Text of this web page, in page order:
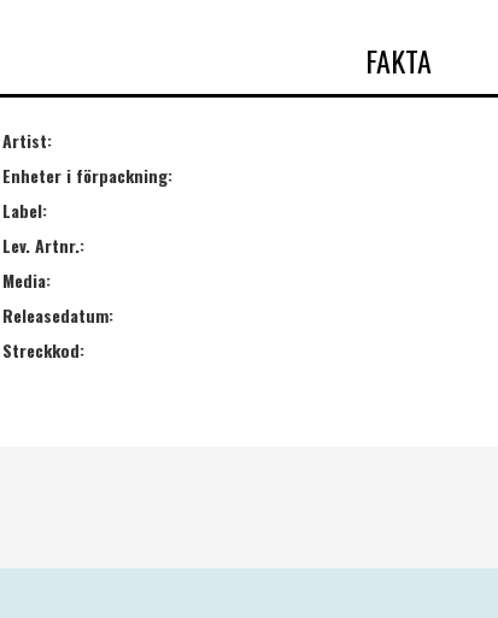
FAKTA
Artist:
Enheter i förpackning:
Label:
Lev. Artnr.:
Media:
Releasedatum:
Streckkod: